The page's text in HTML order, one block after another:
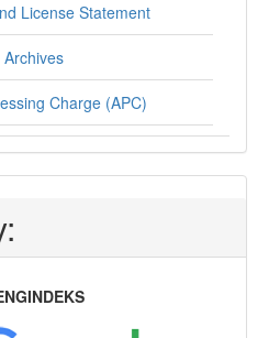
License Statement
Archives
Charge (APC)